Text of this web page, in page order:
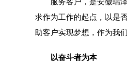
服务客户，是安徽瑞
求作为工作的起点，以是
助客户实现梦想，作为我
以奋斗者为本